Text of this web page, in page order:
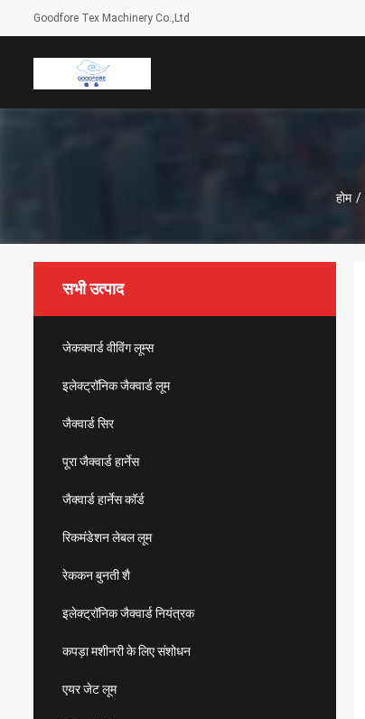
Goodfore Tex Machinery Co.,Ltd
होम /
सभी उत्पाद
जेकक्वार्ड वीविंग लूम्स
इलेक्ट्रॉनिक जैक्वार्ड लूम
जैक्वार्ड सिर
पूरा जैक्वार्ड हार्नेस
जैक्वार्ड हार्नेस कॉर्ड
रिकमंडेशन लेबल लूम
रेककन बुनती शै
इलेक्ट्रॉनिक जैक्वार्ड नियंत्रक
कपड़ा मशीनरी के लिए संशोधन
एयर जेट लूम